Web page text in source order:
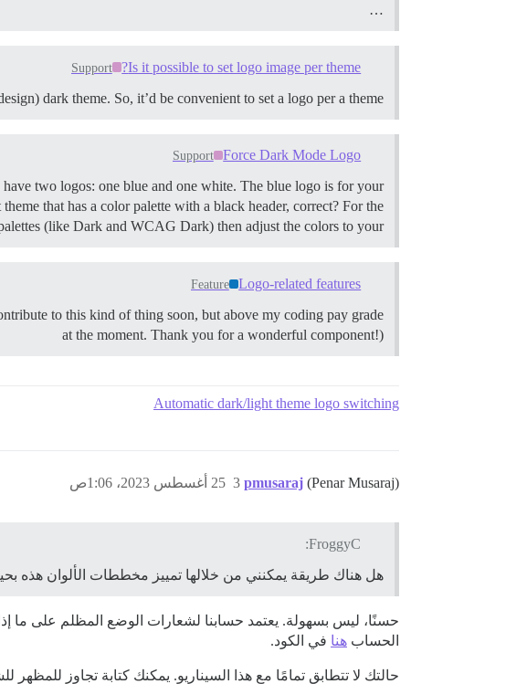
…
Is it possible to set logo image per theme?
Support
dark theme. So, it’d be convenient to set a logo per a theme.
Force Dark Mode Logo
Support
two logos: one blue and one white. The blue logo is for your
that has a color palette with a black header, correct? For the
(like Dark and WCAG Dark) then adjust the colors to your …
Logo-related features
Feature
to this kind of thing soon, but above my coding pay grade
at the moment. Thank you for a wonderful component!)
Automatic dark/light theme logo switching
pmusaraj (Penar Musaraj) 25 أغسطس 2023، 1:06ص 3
FroggyC:
هل هناك طريقة يمكنني من خلالها تمييز مخططات الألوان هذه
حسنًا، ليس بسهولة. يعتمد حسابنا لشعارات الوضع المظلم على ما
الحساب هنا في الكود.
حالتك لا تتطابق تمامًا مع هذا السيناريو. يمكنك كتابة تجاوز